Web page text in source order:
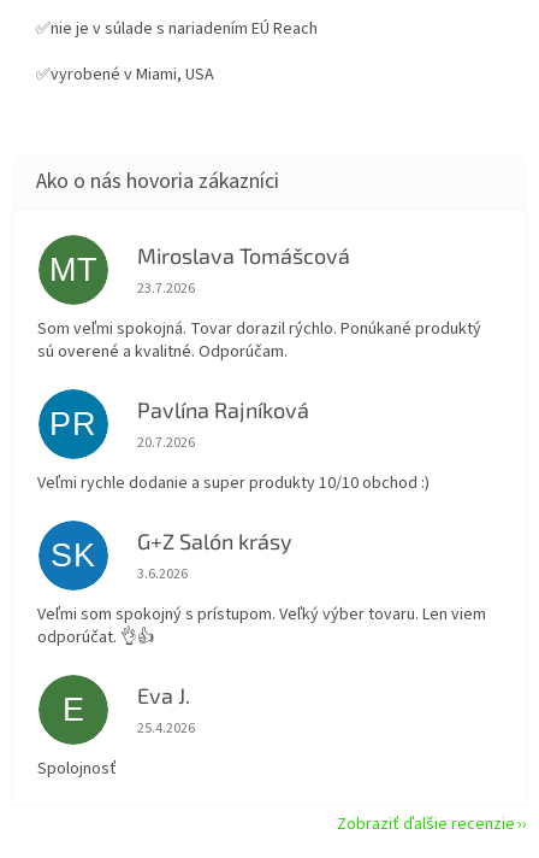
✅nie je v súlade s nariadením EÚ Reach
✅vyrobené v Miami, USA
MT Miroslava Tomášcová
Hodnotenie obchodu je 5 z 5 hviezdičiek.
23.7.2026
Som veľmi spokojná. Tovar dorazil rýchlo. Ponúkané produktý
sú overené a kvalitné. Odporúčam.
PR Pavlína Rajníková
Hodnotenie obchodu je 5 z 5 hviezdičiek.
20.7.2026
Veľmi rychle dodanie a super produkty 10/10 obchod :)
SK G+Z Salón krásy
Hodnotenie obchodu je 5 z 5 hviezdičiek.
3.6.2026
Veľmi som spokojný s prístupom. Veľký výber tovaru. Len viem
odporúčat. 👌👍
E Eva J.
Hodnotenie obchodu je 5 z 5 hviezdičiek.
25.4.2026
Spolojnosť
Zobraziť ďalšie recenzie